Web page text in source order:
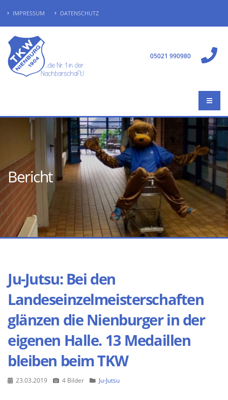
IMPRESSUM DATENSCHUTZ
05021 990980
Bericht
Ju-Jutsu: Bei den
Landeseinzelmeisterschaften
glänzen die Nienburger in der
eigenen Halle. 13 Medaillen
bleiben beim TKW
23.03.2019 4 Bilder Ju-Jutsu